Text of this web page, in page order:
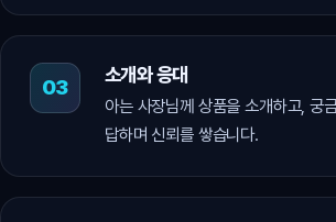
소개와 응대
아는 사장님께 상품을 소개하고, 궁
답하며 신뢰를 쌓습니다.